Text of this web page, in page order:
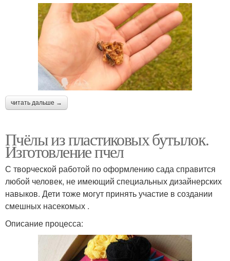
читать дальше →
Пчёлы из пластиковых бутылок.
Изготовление пчел
С творческой работой по оформлению сада справится
любой человек, не имеющий специальных дизайнерских
навыков. Дети тоже могут принять участие в создании
смешных насекомых .
Описание процесса: